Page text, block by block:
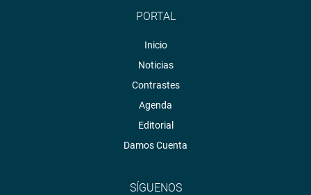
PORTAL
Inicio
Noticias
Contrastes
Agenda
Editorial
Damos Cuenta
SÍGUENOS